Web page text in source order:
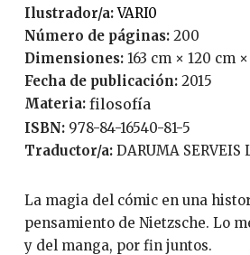
Ilustrador/a: VARI0
Número de páginas:
200
Dimensiones: 163 cm × 120 cm
Fecha de publicación:
2015
Materia: filosofía
ISBN:
978-84-16540-81-5
Traductor/a:
DARUMA
La magia del cómic en una historia inspirada en el
pensamiento de Nietzsche. Lo
y del manga, por fin juntos.